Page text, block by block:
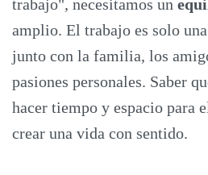
trabajo", necesitamos un
amplio. El trabajo es solo
junto con la familia, los
pasiones personales. Saber
hacer tiempo y espacio para
crear una vida con sentido.